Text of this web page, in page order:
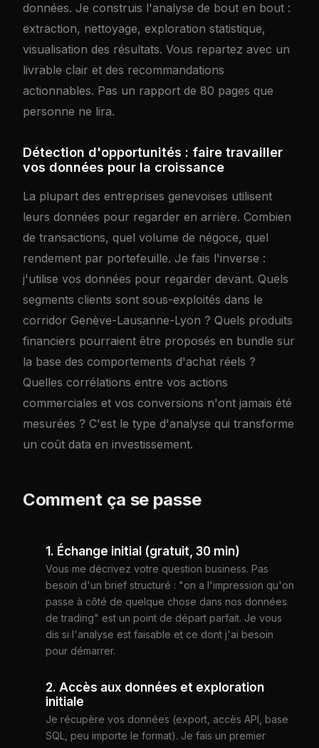
données. Je construis l'analyse de bout en bout :
extraction, nettoyage, exploration statistique,
visualisation des résultats. Vous repartez avec un
livrable clair et des recommandations
actionnables. Pas un rapport de 80 pages que
personne ne lira.
Détection d'opportunités : faire travailler
vos données pour la croissance
La plupart des entreprises genevoises utilisent
leurs données pour regarder en arrière. Combien
de transactions, quel volume de négoce, quel
rendement par portefeuille. Je fais l'inverse :
j'utilise vos données pour regarder devant. Quels
segments clients sont sous-exploités dans le
corridor Genève-Lausanne-Lyon ? Quels produits
financiers pourraient être proposés en bundle sur
la base des comportements d'achat réels ?
Quelles corrélations entre vos actions
commerciales et vos conversions n'ont jamais été
mesurées ? C'est le type d'analyse qui transforme
un coût data en investissement.
Comment ça se passe
1. Échange initial (gratuit, 30 min)
Vous me décrivez votre question business. Pas
besoin d'un brief structuré : "on a l'impression qu'on
passe à côté de quelque chose dans nos données
de trading" est un point de départ parfait. Je vous
dis si l'analyse est faisable et ce dont j'ai besoin
pour démarrer.
2. Accès aux données et exploration
initiale
Je récupère vos données (export, accès API, base
SQL, peu importe le format). Je fais un premier